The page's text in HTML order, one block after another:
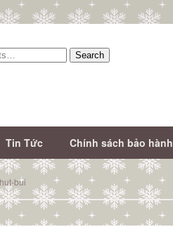
Search
Tin Tức Chính sách bảo hành
bui